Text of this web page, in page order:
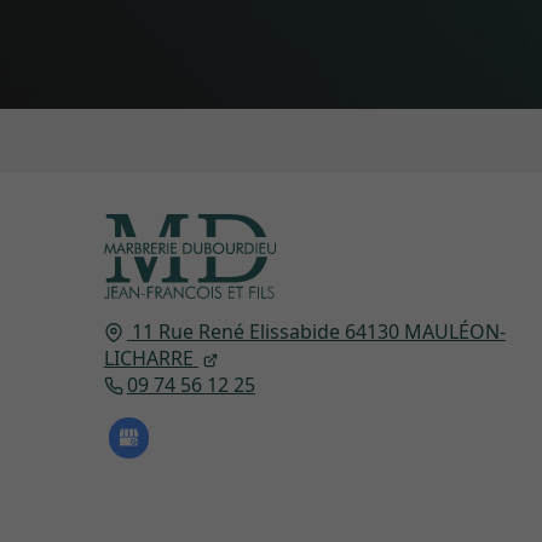
11 Rue René Elissabide 64130 MAULÉON-
LICHARRE
09 74 56 12 25